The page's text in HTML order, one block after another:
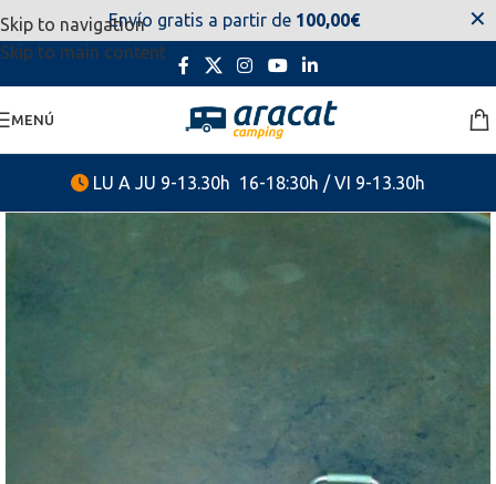
Skip to navigation
Skip to main content
estaremos disponibles. Disculpen las molestias.
MENÚ
LU A JU 9-13.30h 16-18:30h / VI 9-13.30h
Envío gratis a partir de 100,00€ ✕